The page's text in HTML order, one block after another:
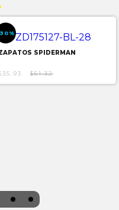
SPIDERMAN
$51.32